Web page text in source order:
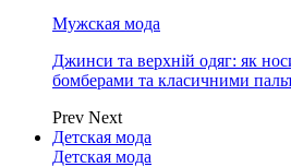
Мужская мода
Джинси та верхній одяг: як
бомберами та класичними
Prev Next
Детская мода
Детская мода